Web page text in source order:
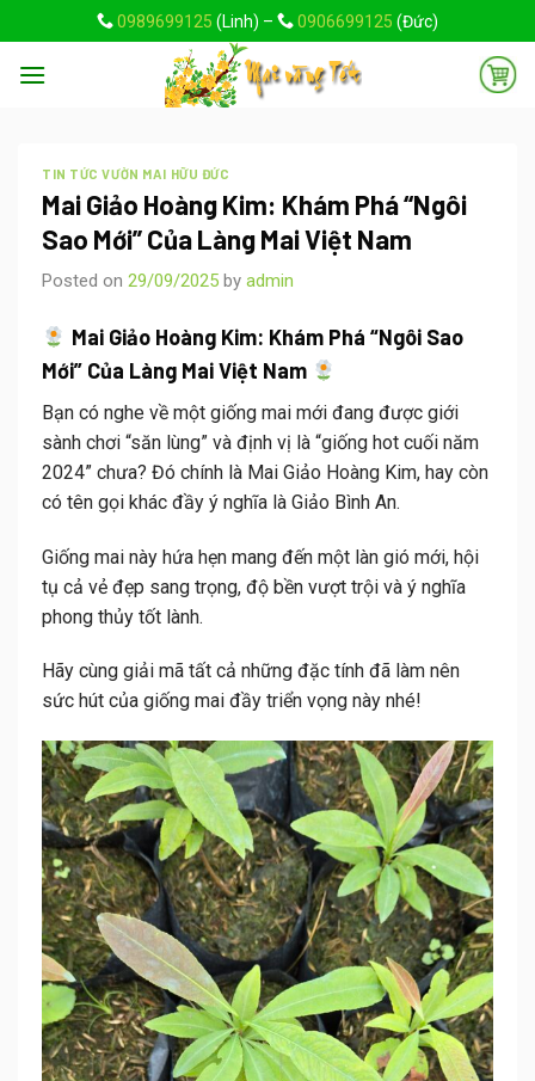
to
content
0989699125 (Linh) – 0906699125 (Đức)
TIN TỨC VƯỜN MAI HỮU ĐỨC
Mai Giảo Hoàng Kim: Khám Phá “Ngôi
Sao Mới” Của Làng Mai Việt Nam
Posted on 29/09/2025 by admin
Mai Giảo Hoàng Kim: Khám Phá “Ngôi Sao
Mới” Của Làng Mai Việt Nam
Bạn có nghe về một giống mai mới đang được giới
sành chơi “săn lùng” và định vị là “giống hot cuối năm
2024” chưa? Đó chính là Mai Giảo Hoàng Kim, hay còn
có tên gọi khác đầy ý nghĩa là Giảo Bình An.
Giống mai này hứa hẹn mang đến một làn gió mới, hội
tụ cả vẻ đẹp sang trọng, độ bền vượt trội và ý nghĩa
phong thủy tốt lành.
Hãy cùng giải mã tất cả những đặc tính đã làm nên
sức hút của giống mai đầy triển vọng này nhé!